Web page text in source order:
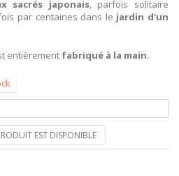
sacrés japonais, parfois solitaire
par centaines dans le jardin d'un
entièrement fabriqué à la main.
EST DISPONIBLE